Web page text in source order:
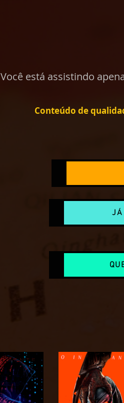
Você está assistindo
Conteúdo de
JÁ